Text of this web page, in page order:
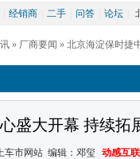
经销商 二手 问答 论坛
» 厂商要闻 » 北京海淀保时捷
盛大开幕 持续拓
车市网站 编辑：邓玺 动感互